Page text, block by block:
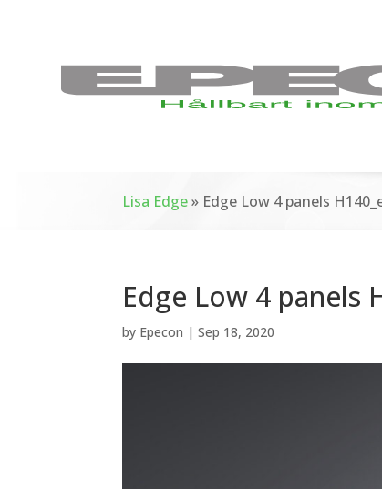
Lisa Edge» Edge Low 4 panels
Edge Low 4 panels
by Epecon |Sep 18, 2020